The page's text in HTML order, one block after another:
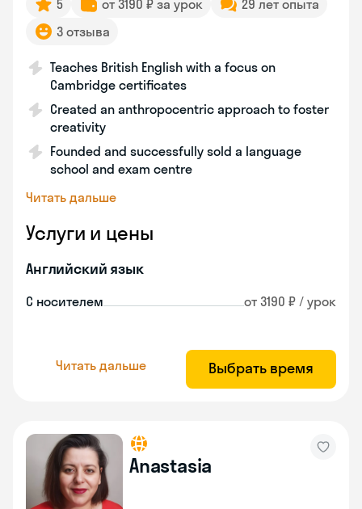
5 от 3190 ₽ за урок
29 лет опыта
3 отзыва
Teaches British English with a focus on
Cambridge certificates
Created an anthropocentric approach to foster
creativity
Founded and successfully sold a language
school and exam centre
Читать дальше
Услуги и цены
Английский язык
С носителем от 3190 ₽ / урок
Читать дальше Выбрать время
Anastasia